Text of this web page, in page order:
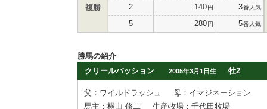
複勝 2 140円 3番人気
5 280円 5番人気
勝馬の紹介
クリールパッション
2005年3月1日生 牡2
父：ワイルドラッシュ
母：イマジネーション
馬主：横山 修二
生産牧場：千代田牧場